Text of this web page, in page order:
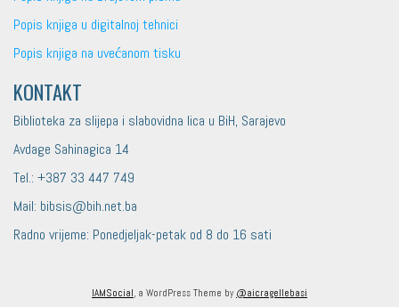
Popis knjiga u digitalnoj tehnici
Popis knjiga na uvećanom tisku
KONTAKT
Biblioteka za slijepa i slabovidna lica u BiH, Sarajevo
Avdage Sahinagica 14
Tel.: +387 33 447 749
Mail: bibsis@bih.net.ba
Radno vrijeme: Ponedjeljak-petak od 8 do 16 sati
IAMSocial, a WordPress Theme by @aicragellebasi